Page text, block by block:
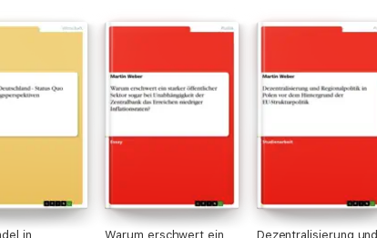
in
Warum erschwert ein
Dezentralisierung und